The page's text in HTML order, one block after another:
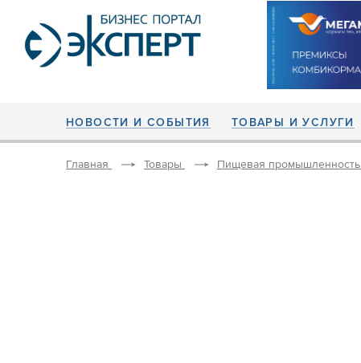
НОВОСТИ И СОБЫТИЯ ТОВАРЫ И УСЛУГИ
Главная Товары Пищевая промышленность